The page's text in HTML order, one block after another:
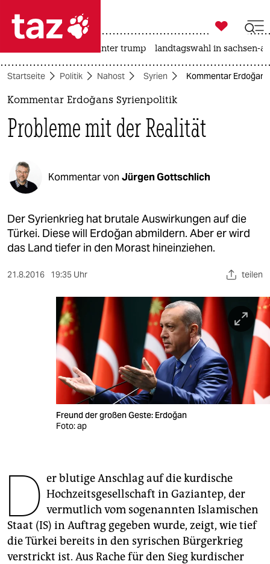
 taz zahl ich
taz zahl ich
politik
öko
gesellschaft
kultur
sport
berlin
veranstaltungen
unterstützen
genossenschaft
epaper login

taz zahl ich
usa unter trump landtagswahl in sachsen-
Startseite Politik Nahost Syrien Kommentar
Kommentar Erdoğans Syrienpolitik
Probleme mit der Realität
Kommentar von Jürgen Gottschlich
Der Syrienkrieg hat brutale Auswirkungen auf die
Türkei. Diese will Erdoğan abmildern. Aber er wird
das Land tiefer in den Morast hineinziehen.
21.8.2016 19:35 Uhr teilen
Freund der großen Geste: Erdoğan
Foto: ap
D er blutige Anschlag auf die kurdische
Hochzeitsgesellschaft in Gaziantep, der
vermutlich vom sogenannten Islamischen
Staat (IS) in Auftrag gegeben wurde, zeigt, wie tief
die Türkei bereits in den syrischen Bürgerkrieg
verstrickt ist. Aus Rache für den Sieg kurdischer